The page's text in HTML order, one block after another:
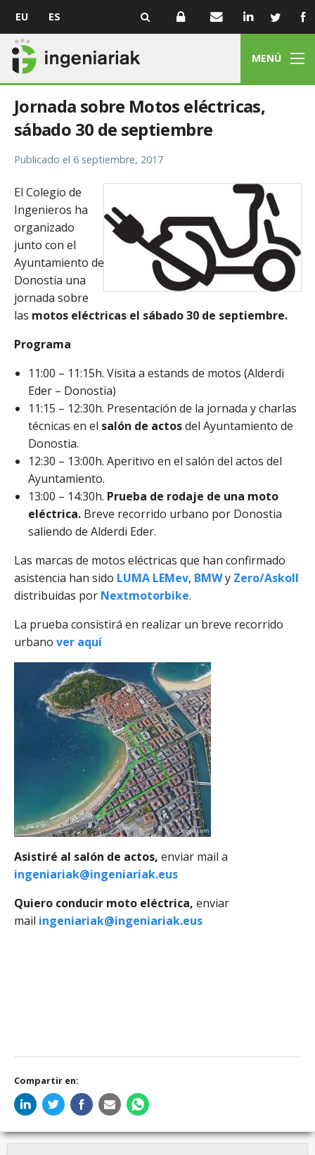
EU ES
MENÚ
Jornada sobre Motos eléctricas,
sábado 30 de septiembre
Publicado el 6 septiembre, 2017
El Colegio de
Ingenieros ha
organizado
junto con el
Ayuntamiento de
Donostia una
jornada sobre
las motos eléctricas el sábado 30 de septiembre.
Programa
11:00 – 11:15h. Visita a estands de motos (Alderdi
Eder – Donostia)
11:15 – 12:30h. Presentación de la jornada y charlas
técnicas en el salón de actosdel Ayuntamiento de
Donostia.
12:30 – 13:00h. Aperitivo en el salón del actos del
Ayuntamiento.
13:00 – 14:30h. Prueba de rodaje de una moto
eléctrica. Breve recorrido urbano por Donostia
saliendo de Alderdi Eder.
Las marcas de motos eléctricas que han confirmado
asistencia han sido LUMA LEMev, BMWy Zero/Askoll
distribuidas por Nextmotorbike.
La prueba consistirá en realizar un breve recorrido
urbano ver aquí
Asistiré al salón de actos, enviar mail a
ingeniariak@ingeniariak.eus
Quiero conducir moto eléctrica, enviar
mail ingeniariak@ingeniariak.eus
Compartir en: